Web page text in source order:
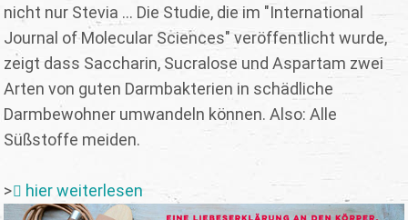
nicht nur Stevia ... Die Studie, die im "International
Journal of Molecular Sciences" veröffentlicht wurde,
zeigt dass Saccharin, Sucralose und Aspartam zwei
Arten von guten Darmbakterien in schädliche
Darmbewohner umwandeln können. Also: Alle
Süßstoffe meiden.
> hier weiterlesen